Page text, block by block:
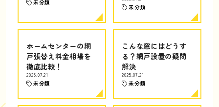
未分類
未分類
ホームセンターの網
戸張替え料金相場を
徹底比較！
2025.07.21
未分類
こんな窓にはどうす
る？網戸設置の疑問
解決
2025.07.21
未分類